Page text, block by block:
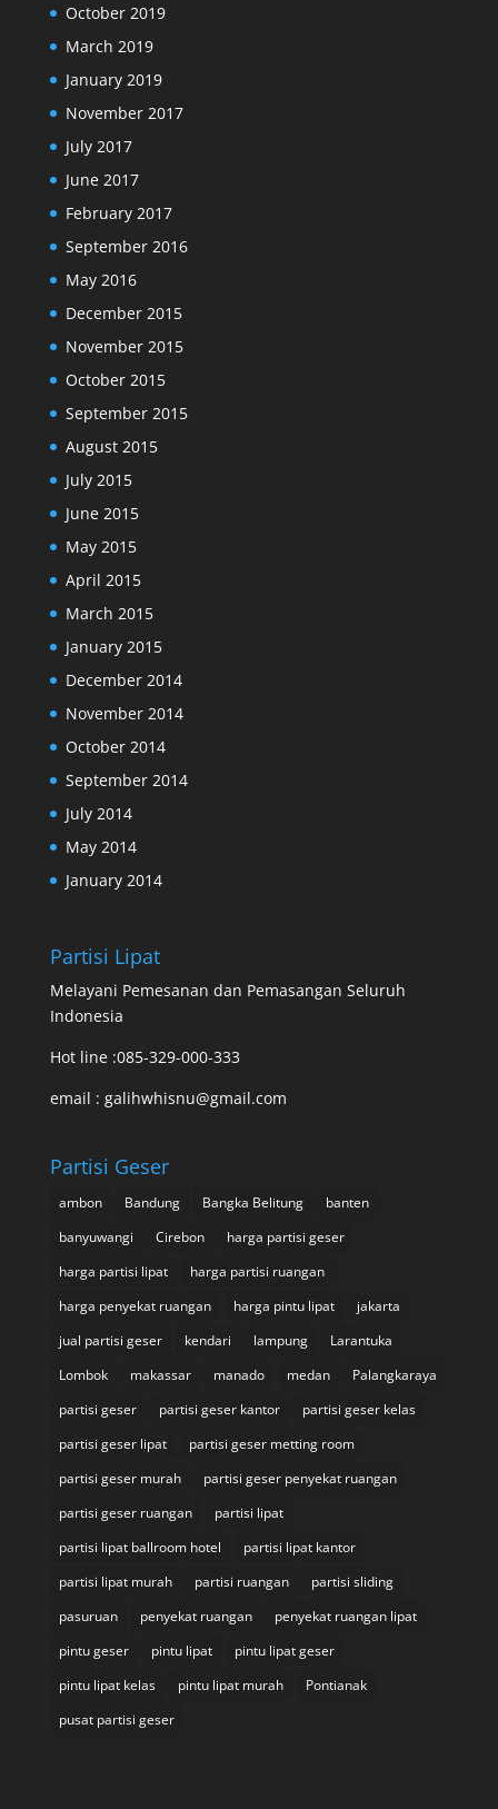
October 2019
March 2019
January 2019
November 2017
July 2017
June 2017
February 2017
September 2016
May 2016
December 2015
November 2015
October 2015
September 2015
August 2015
July 2015
June 2015
May 2015
April 2015
March 2015
January 2015
December 2014
November 2014
October 2014
September 2014
July 2014
May 2014
January 2014
Partisi Lipat
Melayani Pemesanan dan Pemasangan Seluruh
Indonesia
Hot line :085-329-000-333
email : galihwhisnu@gmail.com
Partisi Geser
ambon Bandung Bangka Belitung
banten
banyuwangi
Cirebon
harga partisi geser
harga partisi lipat
harga partisi ruangan
harga penyekat ruangan
harga pintu lipat
jakarta
jual partisi geser
kendari lampung
Larantuka
Lombok
makassar manado medan
Palangkaraya
partisi geser
partisi geser kantor
partisi geser kelas
partisi geser lipat
partisi geser metting room
partisi geser murah
partisi geser penyekat ruangan
partisi geser ruangan
partisi lipat
partisi lipat ballroom hotel
partisi lipat kantor
partisi lipat murah
partisi ruangan
partisi sliding
pasuruan
penyekat ruangan
penyekat ruangan lipat
pintu geser
pintu lipat
pintu lipat geser
pintu lipat kelas
pintu lipat murah
Pontianak
pusat partisi geser